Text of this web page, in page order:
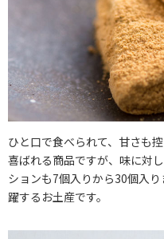
ひと口で食べられて、甘さも
喜ばれる商品ですが、味に対
ションも7個入りから30個入
躍するお土産です。